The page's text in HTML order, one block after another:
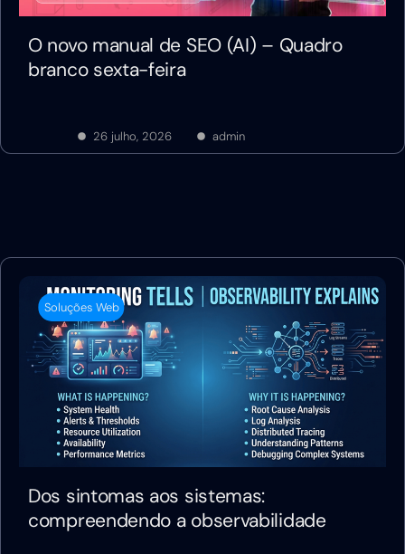
O novo manual de SEO (AI) – Quadro
branco sexta-feira
26 julho, 2026 admin
Soluções Web
Dos sintomas aos sistemas:
compreendendo a observabilidade